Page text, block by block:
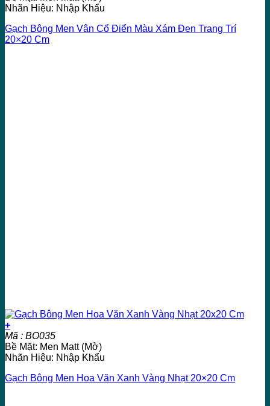
Nhãn Hiệu: Nhập Khẩu
Gạch Bông Men Vân Cổ Điển Màu Xám Đen Trang Trí
20×20 Cm
+
Mã : BO035
Bề Mặt: Men Matt (Mờ)
Nhãn Hiệu: Nhập Khẩu
Gạch Bông Men Hoa Văn Xanh Vàng Nhạt 20×20 Cm